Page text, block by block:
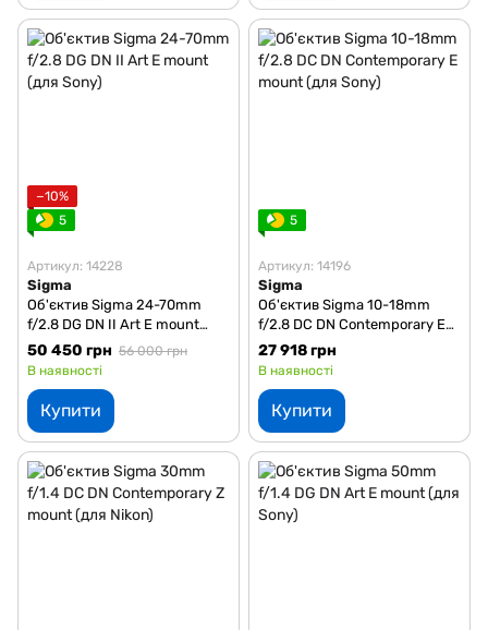
−10%
5
Артикул: 14228
Sigma
Об'єктив Sigma 24-70mm
f/2.8 DG DN II Art E mount
(для Sony)
50 450 грн 56 000 грн
В наявності
Купити
5
Артикул: 14196
Sigma
Об'єктив Sigma 10-18mm
f/2.8 DC DN Contemporary E
mount (для Sony)
27 918 грн
В наявності
Купити